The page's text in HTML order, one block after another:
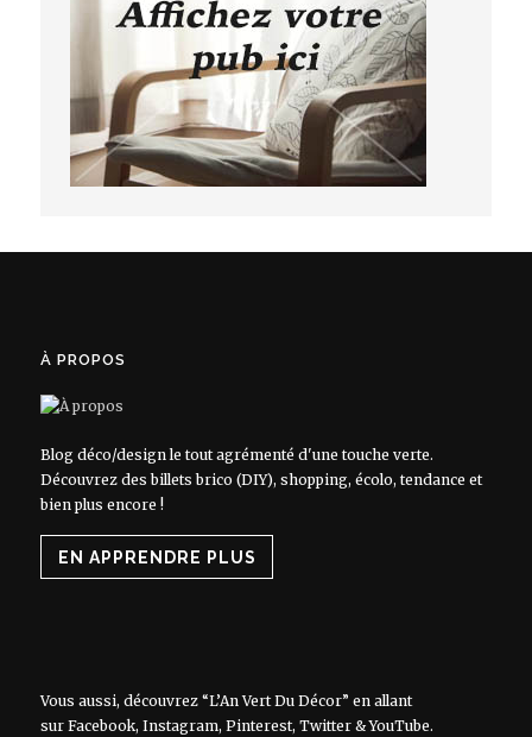
À PROPOS
Blog déco/design le tout agrémenté d'une touche verte.
Découvrez des billets brico (DIY), shopping, écolo, tendance et
bien plus encore !
EN APPRENDRE PLUS
Vous aussi, découvrez “L’An Vert Du Décor” en allant
sur Facebook, Instagram, Pinterest, Twitter&YouTube.